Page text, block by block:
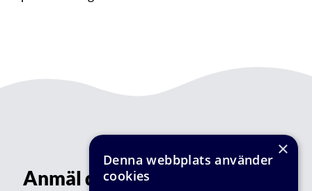
Anmäl dig till vårt nyhetsbrev!
×
Denna webbplats använder
cookies